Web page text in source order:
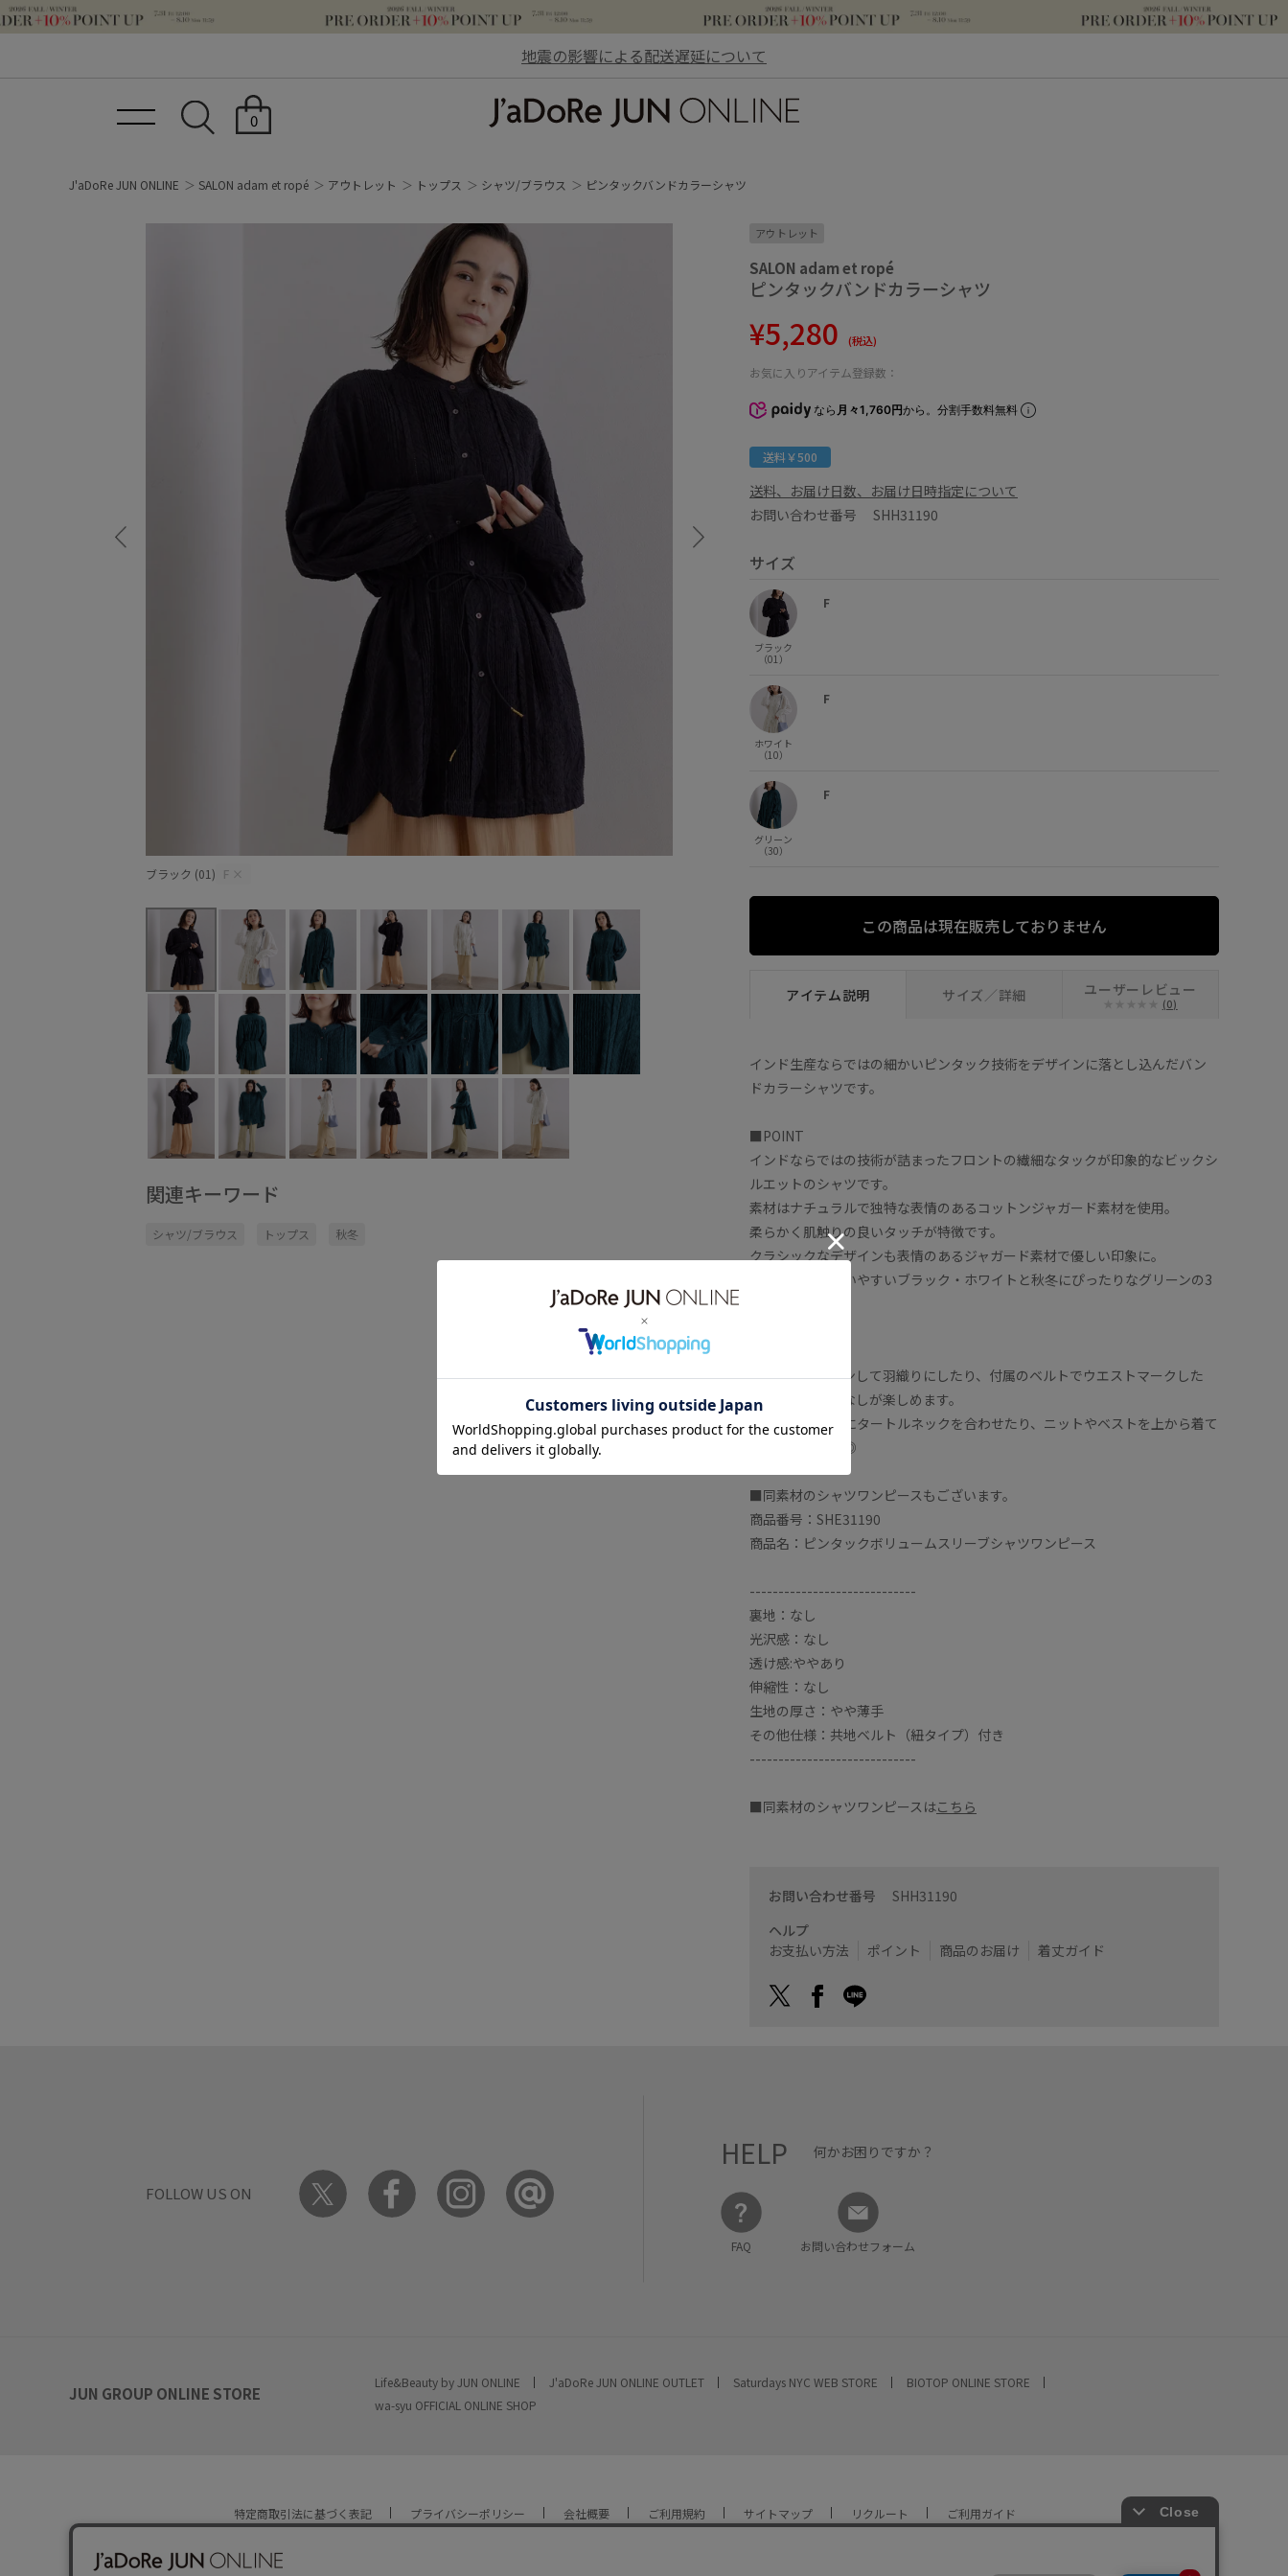
地震の影響による配送遅延について
0
J'aDoRe JUN ONLINE SALON adam et ropé アウトレット トップス シャツ/ブラウス ピンタックバンドカラーシャツ
ブラック (01) F ×
関連キーワード
シャツ/ブラウス トップス 秋冬
アウトレット
SALON adam et ropé
ピンタックバンドカラーシャツ
¥5,280 (税込)
お気に入りアイテム登録数：
なら 月々1,760円から。分割手数料無料
送料￥500
送料、お届け日数、お届け日時指定について
お問い合わせ番号 SHH31190
サイズ
ブラック
（01）
F
ホワイト
（10）
F
グリーン
（30）
F
この商品は現在販売しておりません
アイテム説明 サイズ／詳細 ユーザーレビュー
(0)
インド生産ならではの細かいピンタック技術をデザインに落とし込んだバン
ドカラーシャツです。
■POINT
インドならではの技術が詰まったフロントの繊細なタックが印象的なビックシ
ルエットのシャツです。
素材はナチュラルで独特な表情のあるコットンジャガード素材を使用。
柔らかく肌触りの良いタッチが特徴です。
クラシックなデザインも表情のあるジャガード素材で優しい印象に。
ベーシックに使いやすいブラック・ホワイトと秋冬にぴったりなグリーンの3
フロントオープンして羽織りにしたり、付属のベルトでウエストマークした
り、様々な着こなしが楽しめます。
冬場はインナーにタートルネックを合わせたり、ニットやベストを上から着て
もオススメです◎
■同素材のシャツワンピースもございます。
商品番号：SHE31190
商品名：ピンタックボリュームスリーブシャツワンピース
-----------------------------
裏地：なし
光沢感：なし
透け感:ややあり
伸縮性：なし
生地の厚さ：やや薄手
その他仕様：共地ベルト（紐タイプ）付き
-----------------------------
■同素材のシャツワンピースはこちら
お問い合わせ番号 SHH31190
ヘルプ
お支払い方法
ポイント 商品のお届け 着丈ガイド
FOLLOW US ON
HELP 何かお困りですか？
FAQ お問い合わせフォーム
JUN GROUP ONLINE STORE
Life&Beauty by JUN ONLINE J'aDoRe JUN ONLINE OUTLET Saturdays NYC WEB STORE
BIOTOP ONLINE STORE
wa-syu OFFICIAL ONLINE SHOP
特定商取引法に基づく表記 プライバシーポリシー 会社概要 ご利用規約 サイトマップ リクルート ご利用ガイド